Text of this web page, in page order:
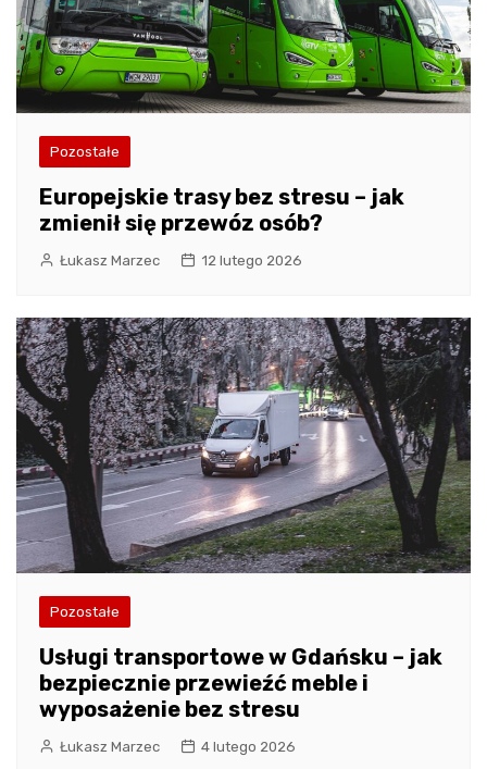
Pozostałe
Europejskie trasy bez stresu – jak
zmienił się przewóz osób?
Łukasz Marzec 12 lutego 2026
Pozostałe
Usługi transportowe w Gdańsku – jak
bezpiecznie przewieźć meble i
wyposażenie bez stresu
Łukasz Marzec 4 lutego 2026